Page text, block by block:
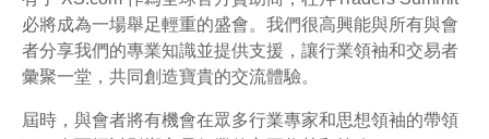
必將成為一場舉足輕重的盛會。我們很高興能與所有與會
者分享我們的專業知識並提供支援，讓行業領袖和交易者
彙聚一堂，共同創造寶貴的交流體驗。
屆時，與會者將有機會在眾多行業專家和思想領袖的帶領